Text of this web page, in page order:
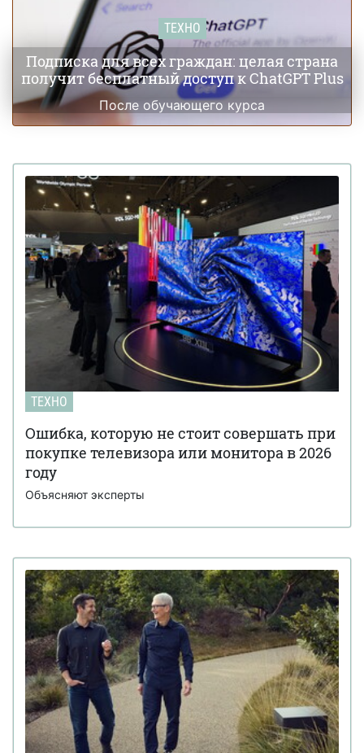
ТЕХНО
Подписка для всех граждан: целая страна
получит бесплатный доступ к ChatGPT Plus
После обучающего курса
ТЕХНО
Ошибка, которую не стоит совершать при
покупке телевизора или монитора в 2026
году
Объясняют эксперты